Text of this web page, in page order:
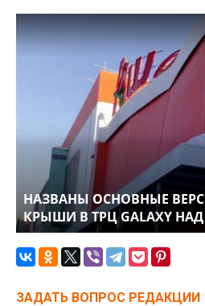
НАЗВАНЫ ОСНОВНЫЕ
КРЫШИ В ТРЦ GALAXY
ЗАДАТЬ ВОПРОС РЕДАКЦИИ